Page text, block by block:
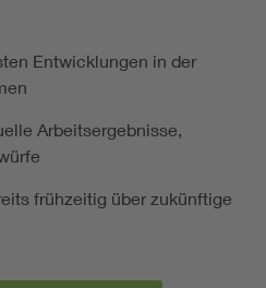
Entwicklungen in der
Arbeitsergebnisse,
frühzeitig über zukünftige